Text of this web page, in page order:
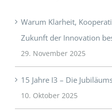
Warum Klarheit,
Zukunft der Innovation
29. November 2025
15 Jahre I3 – Die
10. Oktober 2025